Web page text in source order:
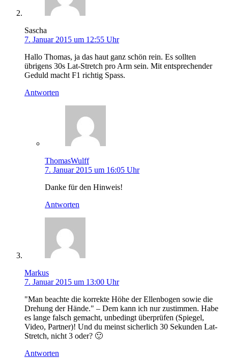
Sascha
7. Januar 2015 um 12:55 Uhr
Hallo Thomas, ja das haut ganz schön rein. Es sollten
übrigens 30s Lat-Stretch pro Arm sein. Mit entsprechender
Geduld macht F1 richtig Spass.
Antworten
ThomasWulff
7. Januar 2015 um 16:05 Uhr
Danke für den Hinweis!
Antworten
Markus
7. Januar 2015 um 13:00 Uhr
"Man beachte die korrekte Höhe der Ellenbogen sowie die
Drehung der Hände." – Dem kann ich nur zustimmen. Habe
es lange falsch gemacht, unbedingt überprüfen (Spiegel,
Video, Partner)! Und du meinst sicherlich 30 Sekunden Lat-
Stretch, nicht 3 oder? 🙂
Antworten